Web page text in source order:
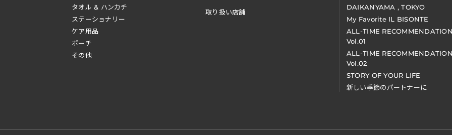
タオル & ハンカチ
ステーショナリー
ケア用品
ポーチ
その他
取り扱い店舗
DAIKANYAMA , TOKYO
My Favorite IL BISONTE
ALL-TIME
Vol.01
ALL-TIME
Vol.02
STORY OF YOUR LIFE
新しい季節のパートナーに